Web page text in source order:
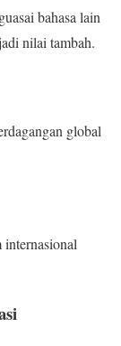
bahasa lain
nilai tambah.
global
internasional